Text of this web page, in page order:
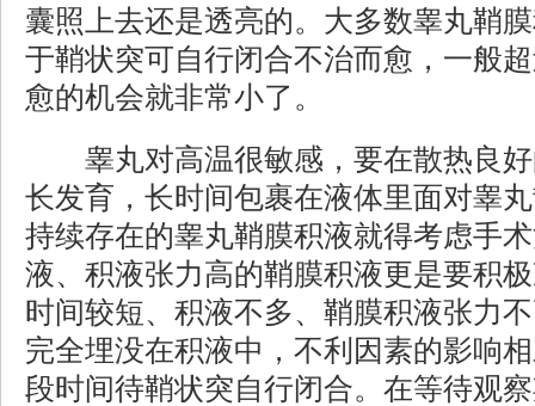
囊照上去还是透亮的。大多数睾丸鞘
于鞘状突可自行闭合不治而愈，一般
愈的机会就非常小了。
睾丸对高温很敏感，要在散热良好
长发育，长时间包裹在液体里面对睾
持续存在的睾丸鞘膜积液就得考虑手
液、积液张力高的鞘膜积液更是要积
时间较短、积液不多、鞘膜积液张力
完全埋没在积液中，不利因素的影响
段时间待鞘状突自行闭合。在等待观